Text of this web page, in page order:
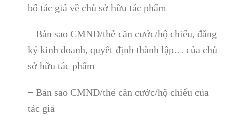
bố tác giả về chủ sở hữu tác phẩm
− Bản sao CMND/thẻ căn cước/hộ chiếu, đăng
ký kinh doanh, quyết định thành lập… của chủ
sở hữu tác phẩm
− Bản sao CMND/thẻ căn cước/hộ chiếu của
tác giả